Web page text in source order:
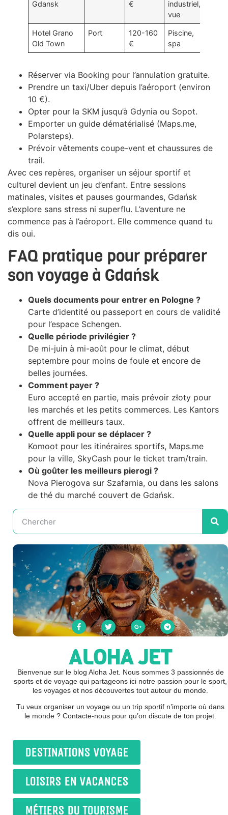
Gdansk €
industriel,
vue
Hotel Grano
Old Town
Port
120-160
€
Piscine,
spa
Réserver via Booking pour l’annulation gratuite.
Prendre un taxi/Uber depuis l’aéroport (environ
10 €).
Opter pour la SKM jusqu’à Gdynia ou Sopot.
Emporter un guide dématérialisé (Maps.me,
Polarsteps).
Prévoir vêtements coupe-vent et chaussures de
trail.
Avec ces repères, organiser un séjour sportif et
culturel devient un jeu d’enfant. Entre sessions
matinales, visites et pauses gourmandes, Gdańsk
s’explore sans stress ni superflu. L’aventure ne
commence pas à l’aéroport. Elle commence quand tu
dis oui.
FAQ pratique pour préparer
son voyage à Gdańsk
Quels documents pour entrer en Pologne ?
Carte d’identité ou passeport en cours de validité
pour l’espace Schengen.
Quelle période privilégier ?
De mi-juin à mi-août pour le climat, début
septembre pour moins de foule et encore de
belles journées.
Comment payer ?
Euro accepté en partie, mais prévoir złoty pour
les marchés et les petits commerces. Les Kantors
offrent de meilleurs taux.
Quelle appli pour se déplacer ?
Komoot pour les itinéraires sportifs, Maps.me
pour la ville, SkyCash pour le ticket tram/train.
Où goûter les meilleurs pierogi ?
Nova Pierogova sur Szafarnia, ou dans les salons
de thé du marché couvert de Gdańsk.
ALOHA JET
Bienvenue sur le blog Aloha Jet. Nous sommes 3 passionnés de
sports et de voyage qui partageons ici notre passion pour le sport,
les voyages et nos découvertes tout autour du monde.
Tu veux organiser un voyage ou un trip sportif n’importe où dans
le monde ? Contacte-nous pour qu’on discute de ton projet.
DESTINATIONS VOYAGE
LOISIRS EN VACANCES
MÉTIERS DU TOURISME